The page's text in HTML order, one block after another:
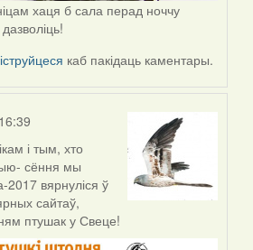
хаця б сала перад ноччу
каб пакідаць каментары.
і тым, хто
сёння мы
вярнуліся ў
сайтаў,
птушак у Свеце!